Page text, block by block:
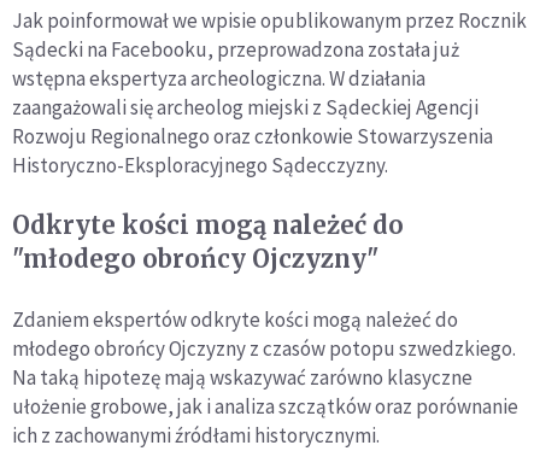
Jak poinformował we wpisie opublikowanym przez Rocznik
Sądecki na Facebooku, przeprowadzona została już
wstępna ekspertyza archeologiczna. W działania
zaangażowali się archeolog miejski z Sądeckiej Agencji
Rozwoju Regionalnego oraz członkowie Stowarzyszenia
Historyczno-Eksploracyjnego Sądecczyzny.
Odkryte kości mogą należeć do
"młodego obrońcy Ojczyzny"
Zdaniem ekspertów odkryte kości mogą należeć do
młodego obrońcy Ojczyzny z czasów potopu szwedzkiego.
Na taką hipotezę mają wskazywać zarówno klasyczne
ułożenie grobowe, jak i analiza szczątków oraz porównanie
ich z zachowanymi źródłami historycznymi.